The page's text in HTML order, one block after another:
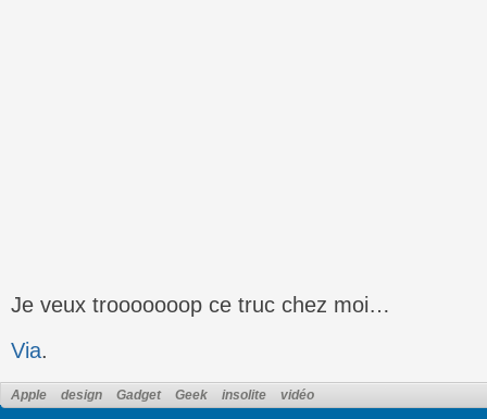
Je veux trooooooop ce truc chez moi…
Via.
Apple design Gadget Geek insolite vidéo